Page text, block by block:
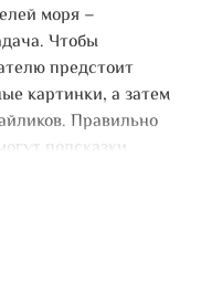
моря –
Чтобы
предстоит
картинки, а затем
Правильно
подсказки.